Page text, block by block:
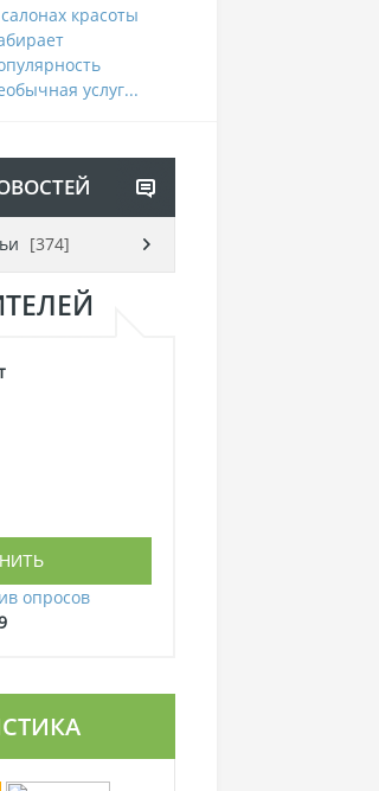
красоты
услуг...
[374]
опросов